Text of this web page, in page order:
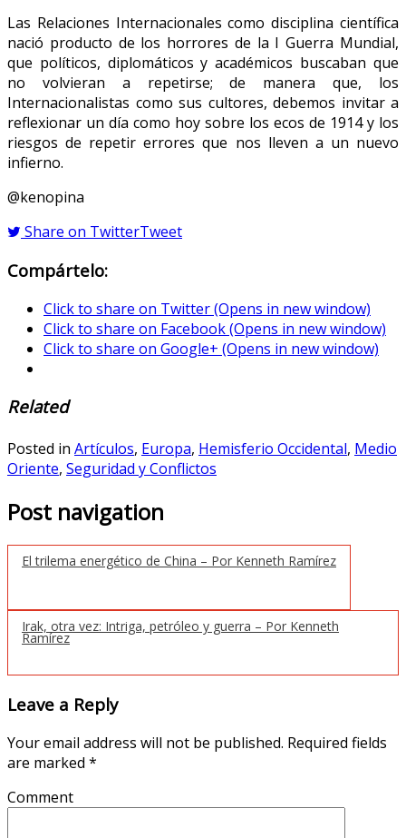
Las Relaciones Internacionales como disciplina científica
nació producto de los horrores de la I Guerra Mundial,
que políticos, diplomáticos y académicos buscaban que
no volvieran a repetirse; de manera que, los
Internacionalistas como sus cultores, debemos invitar a
reflexionar un día como hoy sobre los ecos de 1914 y los
riesgos de repetir errores que nos lleven a un nuevo
infierno.
@kenopina
Share on TwitterTweet
Compártelo:
Click to share on Twitter (Opens in new window)
Click to share on Facebook (Opens in new window)
Click to share on Google+ (Opens in new window)
Related
Posted in Artículos, Europa, Hemisferio Occidental, Medio
Oriente, Seguridad y Conflictos
Post navigation
El trilema energético de China – Por Kenneth Ramírez
Irak, otra vez: Intriga, petróleo y guerra – Por Kenneth
Ramírez
Leave a Reply
Your email address will not be published. Required fields
are marked *
Comment